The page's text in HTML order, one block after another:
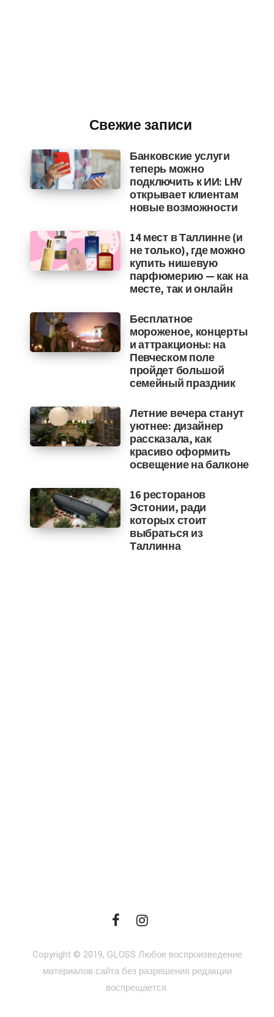
Свежие записи
Банковские услуги
теперь можно
подключить к ИИ: LHV
открывает клиентам
новые возможности
14 мест в Таллинне (и
не только), где можно
купить нишевую
парфюмерию — как на
месте, так и онлайн
Бесплатное
мороженое, концерты
и аттракционы: на
Певческом поле
пройдет большой
семейный праздник
Летние вечера станут
уютнее: дизайнер
рассказала, как
красиво оформить
освещение на балконе
16 ресторанов
Эстонии, ради
которых стоит
выбраться из
Таллинна
Copyright © 2019, GLOSS Любое воспроизведение
материалов сайта без разрешения редакции
воспрещается.